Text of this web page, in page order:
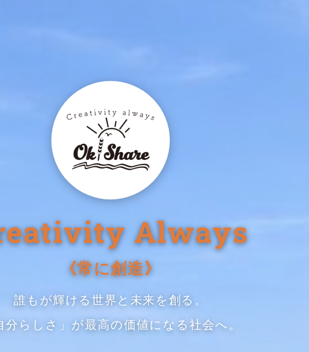
Always
《常に創造》
誰もが輝ける世界と未来を創る。
分らしさ」が最高の価値になる社会へ。